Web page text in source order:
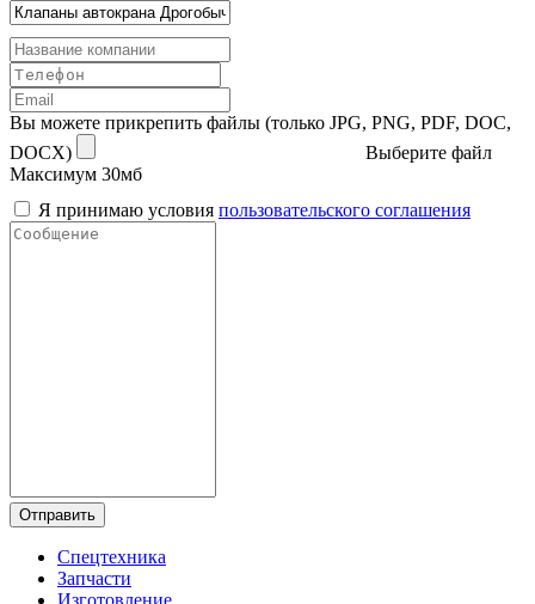
Вы можете прикрепить файлы (только JPG, PNG, PDF, DOC,
DOCX)
Выберите файл
Максимум 30мб
Я принимаю условия пользовательского соглашения
Отправить
Спецтехника
Запчасти
Изготовление